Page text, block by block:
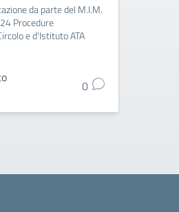
da parte del M.I.M.
Procedure
e d'Istituto ATA
0